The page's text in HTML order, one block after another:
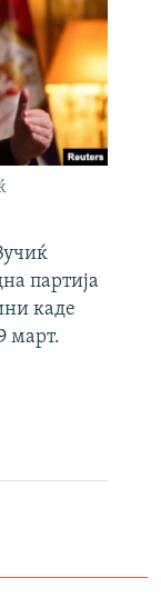
партија
каде
март.